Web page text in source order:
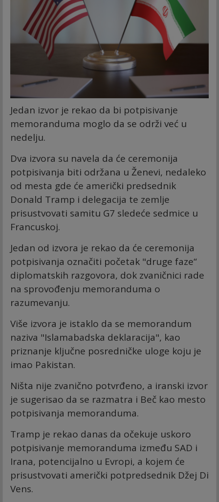
Jedan izvor je rekao da bi potpisivanje
memoranduma moglo da se održi već u
nedelju.
Dva izvora su navela da će ceremonija
potpisivanja biti održana u Ženevi, nedaleko
od mesta gde će američki predsednik
Donald Tramp i delegacija te zemlje
prisustvovati samitu G7 sledeće sedmice u
Francuskoj.
Jedan od izvora je rekao da će ceremonija
potpisivanja označiti početak "druge faze“
diplomatskih razgovora, dok zvaničnici rade
na sprovođenju memoranduma o
razumevanju.
Više izvora je istaklo da se memorandum
naziva "Islamabadska deklaracija", kao
priznanje ključne posredničke uloge koju je
imao Pakistan.
Ništa nije zvanično potvrđeno, a iranski izvor
je sugerisao da se razmatra i Beč kao mesto
potpisivanja memoranduma.
Tramp je rekao danas da očekuje uskoro
potpisivanje memoranduma između SAD i
Irana, potencijalno u Evropi, a kojem će
prisustvovati američki potpredsednik Džej Di
Vens.